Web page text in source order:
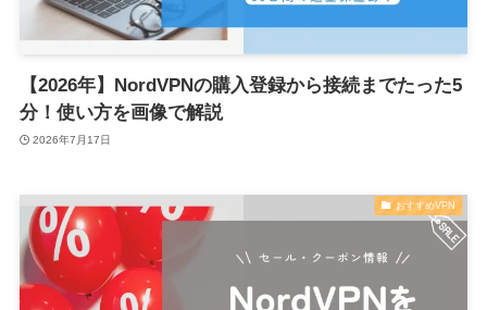
【2026年】NordVPNの購入登録から接続までたった5
分！使い方を画像で解説
2026年7月17日
おすすめVPN